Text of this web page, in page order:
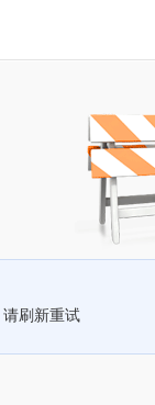
刷新重试